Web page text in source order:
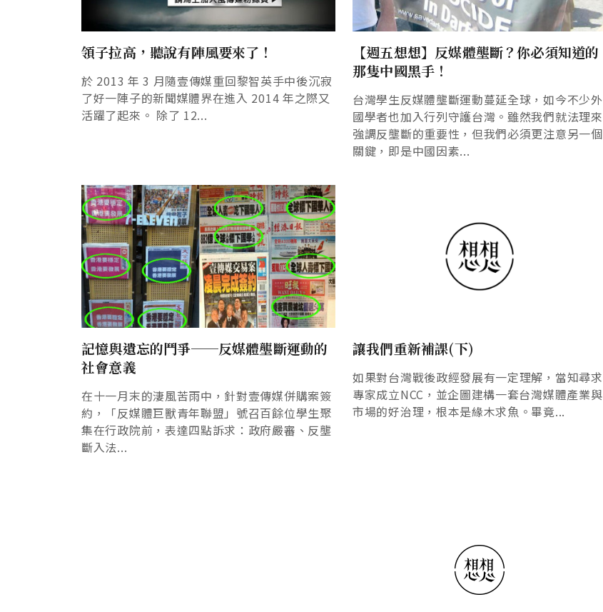
領子拉高，聽說有陣風要來了！
於 2013 年 3 月隨壹傳媒重回黎智英手中後沉寂
了好一陣子的新聞媒體界在進入 2014 年之際又
活躍了起來。 除了 12...
【週五想想】反媒體壟斷？你必須知道的
那隻中國黑手！
台灣學生反媒體壟斷運動蔓延全球，如今不少外
國學者也加入行列守護台灣。雖然我們就法理來
強調反壟斷的重要性，但我們必須更注意另一個
關鍵，即是中國因素...
記憶與遺忘的鬥爭──反媒體壟斷運動的
社會意義
在十一月末的淒風苦雨中，針對壹傳媒併購案簽
約，「反媒體巨獸青年聯盟」號召百餘位學生聚
集在行政院前，表達四點訴求：政府嚴審、反壟
斷入法...
讓我們重新補課(下)
如果對台灣戰後政經發展有一定理解，當知尋求
專家成立NCC，並企圖建構一套台灣媒體產業與
市場的好治理，根本是緣木求魚。畢竟...